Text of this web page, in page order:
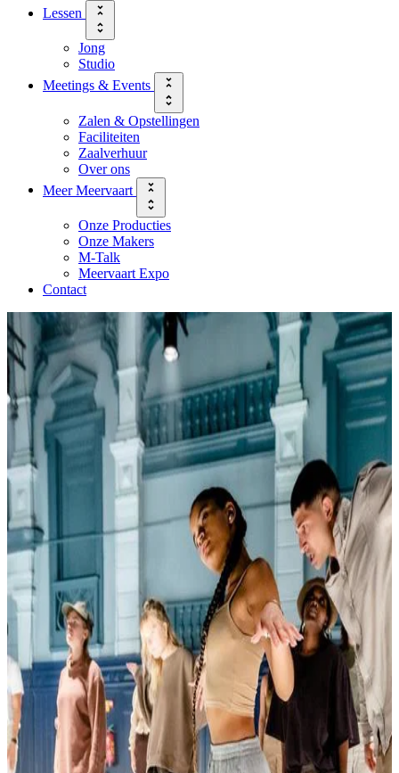
Lessen
Jong
Studio
Meetings & Events
Zalen & Opstellingen
Faciliteiten
Zaalverhuur
Over ons
Meer Meervaart
Onze Producties
Onze Makers
M-Talk
Meervaart Expo
Contact